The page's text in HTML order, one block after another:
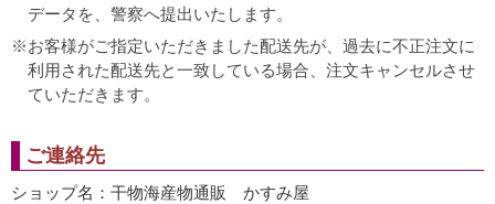
データを、警察へ提出いたします。
お客様がご指定いただきました配送先が、過去に不正注文に
利用された配送先と一致している場合、注文キャンセルさせ
ていただきます。
ご連絡先
ショップ名：干物海産物通販 かすみ屋